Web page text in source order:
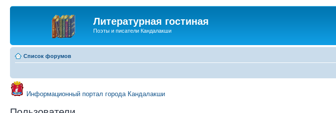
Литературная гостиная
Поэты и писатели Кандалакши
Список форумов
Информационный портал города Кандалакши